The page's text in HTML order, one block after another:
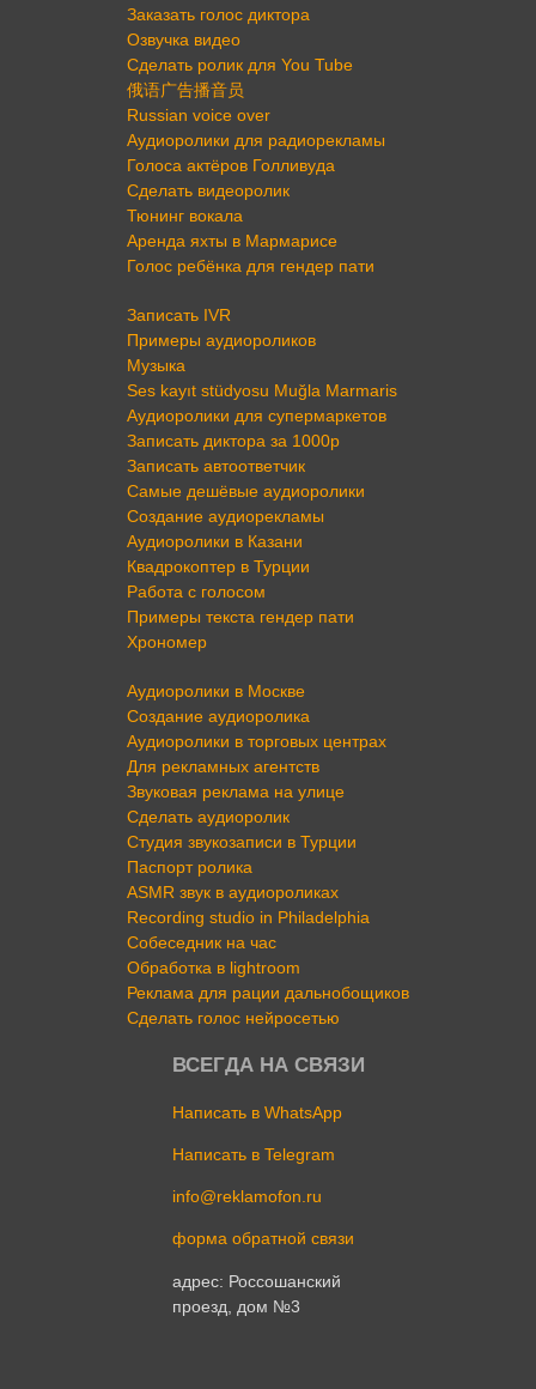
Заказать голос диктора
Озвучка видео
Сделать ролик для You Tube
俄语广告播音员
Russian voice over
Аудиоролики для радиорекламы
Голоса актёров Голливуда
Сделать видеоролик
Тюнинг вокала
Аренда яхты в Мармарисе
Голос ребёнка для гендер пати
Записать IVR
Примеры аудиороликов
Музыка
Ses kayıt stüdyosu Muğla Marmaris
Аудиоролики для супермаркетов
Записать диктора за 1000р
Записать автоответчик
Самые дешёвые аудиоролики
Создание аудиорекламы
Аудиоролики в Казани
Квадрокоптер в Турции
Работа с голосом
Примеры текста гендер пати
Хрономер
Аудиоролики в Москве
Создание аудиоролика
Аудиоролики в торговых центрах
Для рекламных агентств
Звуковая реклама на улице
Сделать аудиоролик
Студия звукозаписи в Турции
Паспорт ролика
ASMR звук в аудиороликах
Recording studio in Philadelphia
Собеседник на час
Обработка в lightroom
Реклама для рации дальнобощиков
Сделать голос нейросетью
ВСЕГДА НА СВЯЗИ
Написать в WhatsApp
Написать в Telegram
info@reklamofon.ru
форма обратной связи
адрес: Россошанский
проезд, дом №3